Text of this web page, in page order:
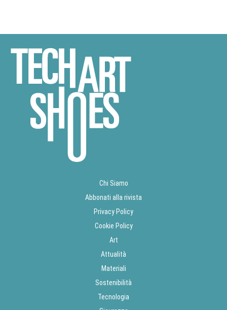
Chi Siamo
Abbonati alla rivista
Privacy Policy
Cookie Policy
Art
Attualità
Materiali
Sostenibilità
Tecnologia